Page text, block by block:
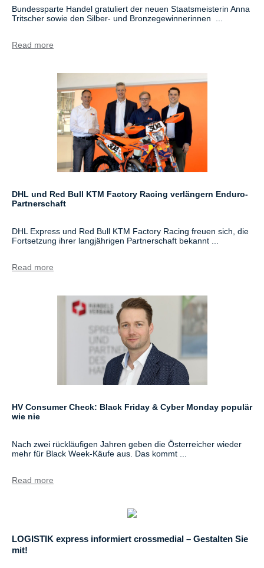
Bundessparte Handel gratuliert der neuen Staatsmeisterin Anna
Tritscher sowie den Silber- und Bronzegewinnerinnen ...
Read more
DHL und Red Bull KTM Factory Racing verlängern Enduro-
Partnerschaft
DHL Express und Red Bull KTM Factory Racing freuen sich, die
Fortsetzung ihrer langjährigen Partnerschaft bekannt ...
Read more
HV Consumer Check: Black Friday & Cyber Monday populär
wie nie
Nach zwei rückläufigen Jahren geben die Österreicher wieder
mehr für Black Week-Käufe aus. Das kommt ...
Read more
LOGISTIK express informiert crossmedial – Gestalten Sie
mit!